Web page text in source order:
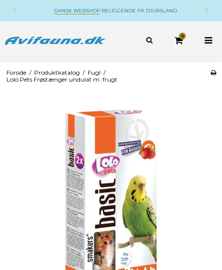
DANSK WEBSHOP BELIGGENDE PÅ DJURSLAND
0
Forside / Produktkatalog / Fugl /
Lolo Pets Frøstænger undulat m. frugt